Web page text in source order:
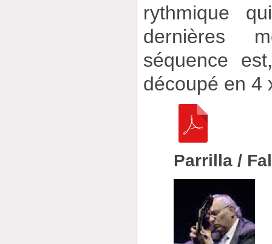
rythmique
dernières
séquence
découpé en 4
Parrilla /